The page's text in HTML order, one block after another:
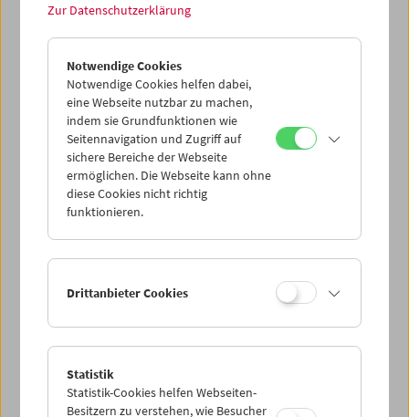
Mo 21.11.
Di 22.11.
Mi 23.11.
Do 24.11.
Sa 26.11.
PROGRAMM ÜBERBLICK
Zur Datenschutzerklärung
Notwendige Cookies
Notwendige Cookies helfen dabei,
eine Webseite nutzbar zu machen,
indem sie Grundfunktionen wie
Seitennavigation und Zugriff auf
sichere Bereiche der Webseite
ermöglichen. Die Webseite kann ohne
diese Cookies nicht richtig
funktionieren.
Drittanbieter Cookies
Statistik
Statistik-Cookies helfen Webseiten-
Besitzern zu verstehen, wie Besucher